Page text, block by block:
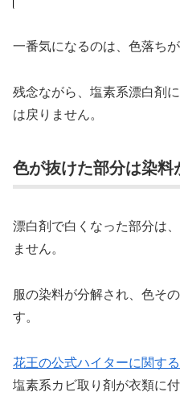
一番気になるのは、色落ち
残念ながら、塩素系漂白剤
は戻りません。
色が抜けた部分は染料
漂白剤で白くなった部分は
ません。
服の染料が分解され、色そ
す。
花王の公式ハイターに関す
塩素系カビ取り剤が衣類に